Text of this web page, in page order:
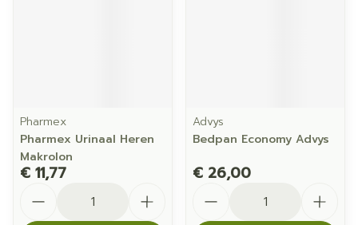
Pharmex
Pharmex Urinaal Heren
Makrolon
€ 11,77
Advys
Bedpan Economy Advys
€ 26,00